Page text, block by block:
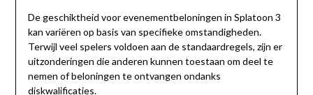
De geschiktheid voor evenementbeloningen in Splatoon 3
kan variëren op basis van specifieke omstandigheden.
Terwijl veel spelers voldoen aan de standaardregels, zijn er
uitzonderingen die anderen kunnen toestaan om deel te
nemen of beloningen te ontvangen ondanks
diskwalificaties.